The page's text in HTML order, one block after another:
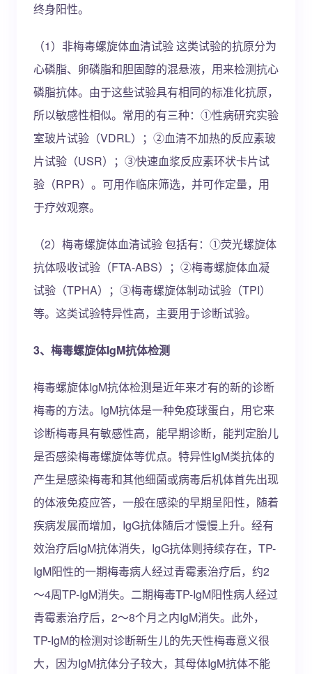
终身阳性。
（1）非梅毒螺旋体血清试验 这类试验的抗原分为
心磷脂、卵磷脂和胆固醇的混悬液，用来检测抗心
磷脂抗体。由于这些试验具有相同的标准化抗原，
所以敏感性相似。常用的有三种：①性病研究实验
室玻片试验（VDRL）；②血清不加热的反应素玻
片试验（USR）；③快速血浆反应素环状卡片试
验（RPR）。可用作临床筛选，并可作定量，用
于疗效观察。
（2）梅毒螺旋体血清试验 包括有：①荧光螺旋体
抗体吸收试验（FTA-ABS）；②梅毒螺旋体血凝
试验（TPHA）；③梅毒螺旋体制动试验（TPI）
等。这类试验特异性高，主要用于诊断试验。
3、梅毒螺旋体IgM抗体检测
梅毒螺旋体IgM抗体检测是近年来才有的新的诊断
梅毒的方法。IgM抗体是一种免疫球蛋白，用它来
诊断梅毒具有敏感性高，能早期诊断，能判定胎儿
是否感染梅毒螺旋体等优点。特异性IgM类抗体的
产生是感染梅毒和其他细菌或病毒后机体首先出现
的体液免疫应答，一般在感染的早期呈阳性，随着
疾病发展而增加，IgG抗体随后才慢慢上升。经有
效治疗后IgM抗体消失，IgG抗体则持续存在，TP-
IgM阳性的一期梅毒病人经过青霉素治疗后，约2
～4周TP-IgM消失。二期梅毒TP-IgM阳性病人经过
青霉素治疗后，2～8个月之内IgM消失。此外，
TP-IgM的检测对诊断新生儿的先天性梅毒意义很
大，因为IgM抗体分子较大，其母体IgM抗体不能